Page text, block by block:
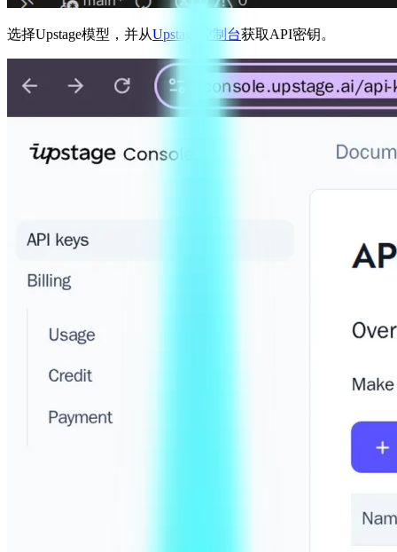
选择Upstage模型，并从Upstage控制台获取API密钥。